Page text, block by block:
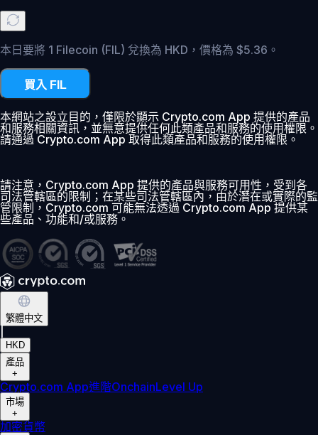
本日要將 1 Filecoin (FIL) 兌換為 HKD，價格為 $5.36。
買入 FIL
本網站之設立目的，僅限於顯示 Crypto.com App 提供的產品
和服務相關資訊，並無意提供任何此類產品和服務的使用權限。
請通過 Crypto.com App 取得此類產品和服務的使用權限。
請注意，Crypto.com App 提供的產品與服務可用性，受到各
司法管轄區的限制；在某些司法管轄區內，由於潛在或實際的監
管限制，Crypto.com 可能無法透過 Crypto.com App 提供某
些產品、功能和/或服務。
繁體中文
HKD
產品
+
Crypto.com App進階OnchainLevel Up
市場
+
加密貨幣